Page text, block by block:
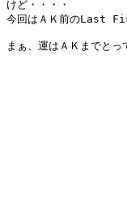
けど・・・・
今回はＡＫ前のLast
まぁ、運はＡＫまでとっ
(^。